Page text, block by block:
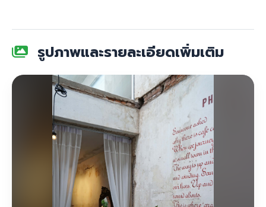
รูปภาพและรายละเอียดเพิ่มเติม